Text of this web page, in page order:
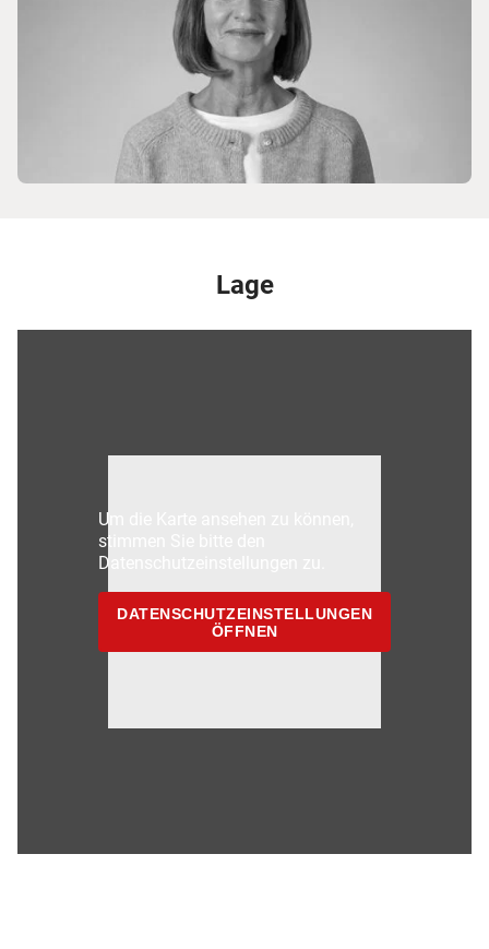
Lage
Um die Karte ansehen zu können,
stimmen Sie bitte den
Datenschutzeinstellungen zu.
DATENSCHUTZEINSTELLUNGEN
ÖFFNEN